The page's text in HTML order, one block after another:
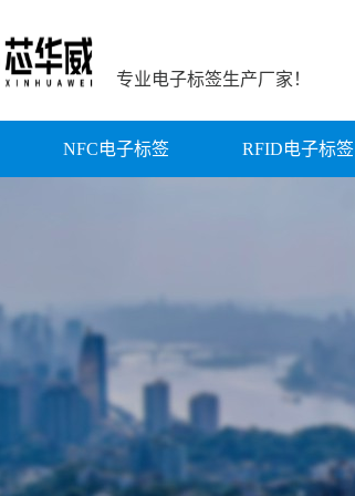
专业电子标签生产厂家！
NFC电子标签 RFID电子标签